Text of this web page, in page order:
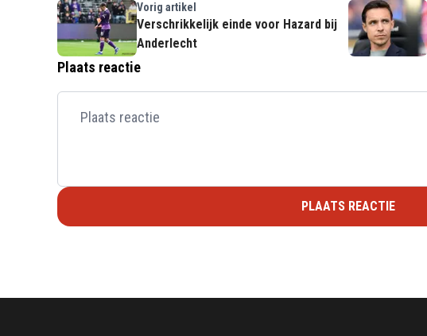
Vorig artikel
Verschrikkelijk einde voor Hazard bij
Anderlecht
Plaats reactie
PLAATS REACTIE